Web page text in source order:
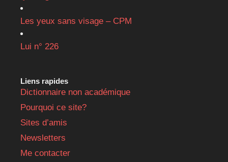
Les yeux sans visage – CPM
Lui n° 226
Liens rapides
Dictionnaire non académique
Pourquoi ce site?
Sites d’amis
Newsletters
Me contacter